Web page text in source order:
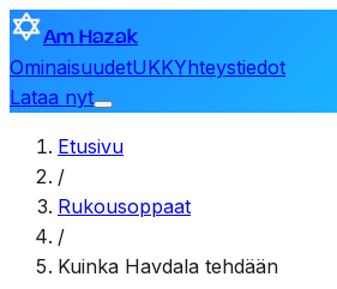
Am Hazak
OminaisuudetUKKYhteystiedot
Lataa nyt
Etusivu
/
Rukousoppaat
/
Kuinka Havdala tehdään